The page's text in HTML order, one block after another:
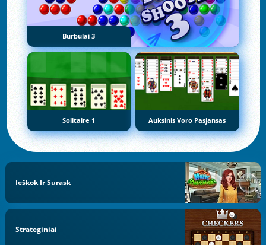
Burbulai 3
Solitaire 1 Auksinis Voro Pasjansas
Ieškok Ir Surask
Strateginiai